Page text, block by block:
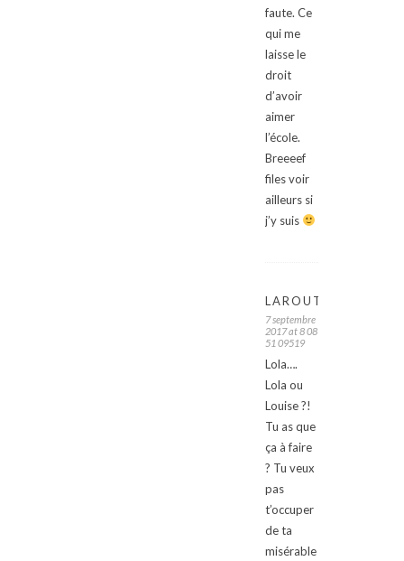
faute. Ce
qui me
laisse le
droit
d’avoir
aimer
l’école.
Breeeef
files voir
ailleurs si
j’y suis
LAROUTEDEBEN
7 septembre
2017 at 8 08
51 09519
Lola….
Lola ou
Louise ?!
Tu as que
ça à faire
? Tu veux
pas
t’occuper
de ta
misérable